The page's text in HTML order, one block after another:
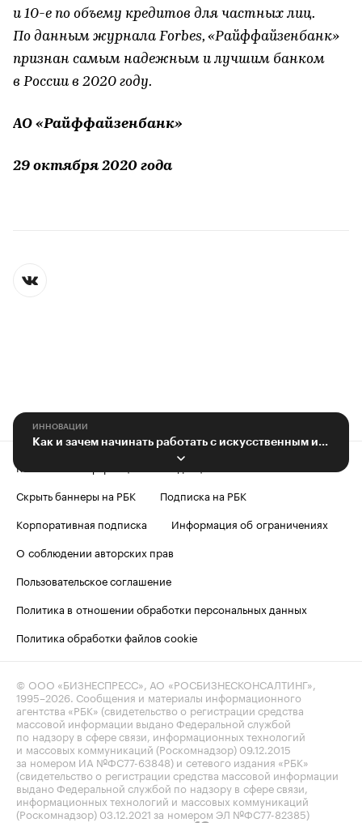
и 10-е по объему кредитов для частных лиц.
По данным журнала Forbes, «Райффайзенбанк»
признан самым надежным и лучшим банком
в России в 2020 году.
АО «Райффайзенбанк»
29 октября 2020 года
ИННОВАЦИИ
Контактная информация
Редакция
Скрыть баннеры на РБК
Подписка на РБК
Корпоративная подписка
Информация об ограничениях
О соблюдении авторских прав
Пользовательское соглашение
Политика в отношении обработки персональных данных
Политика обработки файлов cookie
© ООО «БИЗНЕСПРЕСС», АО «РОСБИЗНЕСКОНСАЛТИНГ»,
1995–2026 . Сообщения и материалы информационного
агентства «РБК» (свидетельство о регистрации средства
массовой информации выдано Федеральной службой
по надзору в сфере связи, информационных технологий
и массовых коммуникаций (Роскомнадзор) 09.12.2015
за номером ИА №ФС77-63848) и сетевого издания «РБК»
(свидетельство о регистрации средства массовой информации
выдано Федеральной службой по надзору в сфере связи,
информационных технологий и массовых коммуникаций
(Роскомнадзор) 03.12.2021 за номером ЭЛ №ФС77-82385)